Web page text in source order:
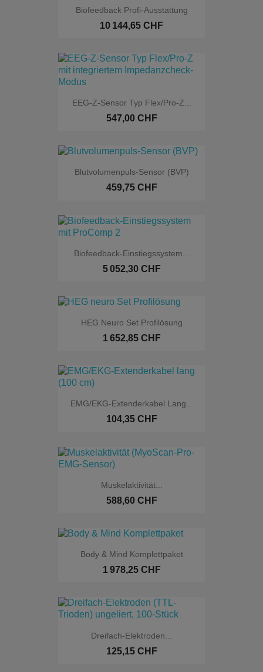
Biofeedback Profi-Ausstattung
10 144,65 CHF
EEG-Z-Sensor Typ Flex/Pro-Z...
547,00 CHF
Blutvolumenpuls-Sensor (BVP)
459,75 CHF
Biofeedback-Einstiegssystem...
5 052,30 CHF
HEG Neuro Set Profilösung
1 652,85 CHF
EMG/EKG-Extenderkabel Lang...
104,35 CHF
Muskelaktivität...
588,60 CHF
Body & Mind Komplettpaket
1 978,25 CHF
Dreifach-Elektroden...
125,15 CHF